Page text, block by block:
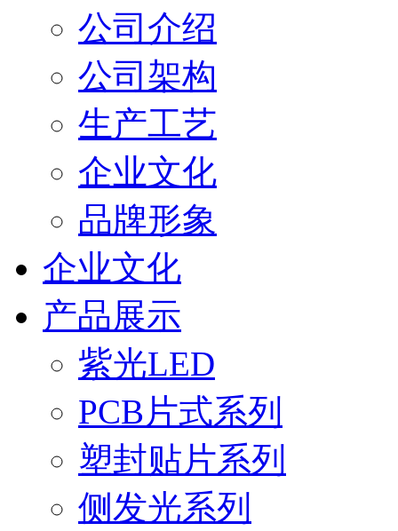
公司介绍
公司架构
生产工艺
企业文化
品牌形象
企业文化
产品展示
紫光LED
PCB片式系列
塑封贴片系列
侧发光系列